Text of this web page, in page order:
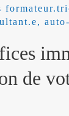
de